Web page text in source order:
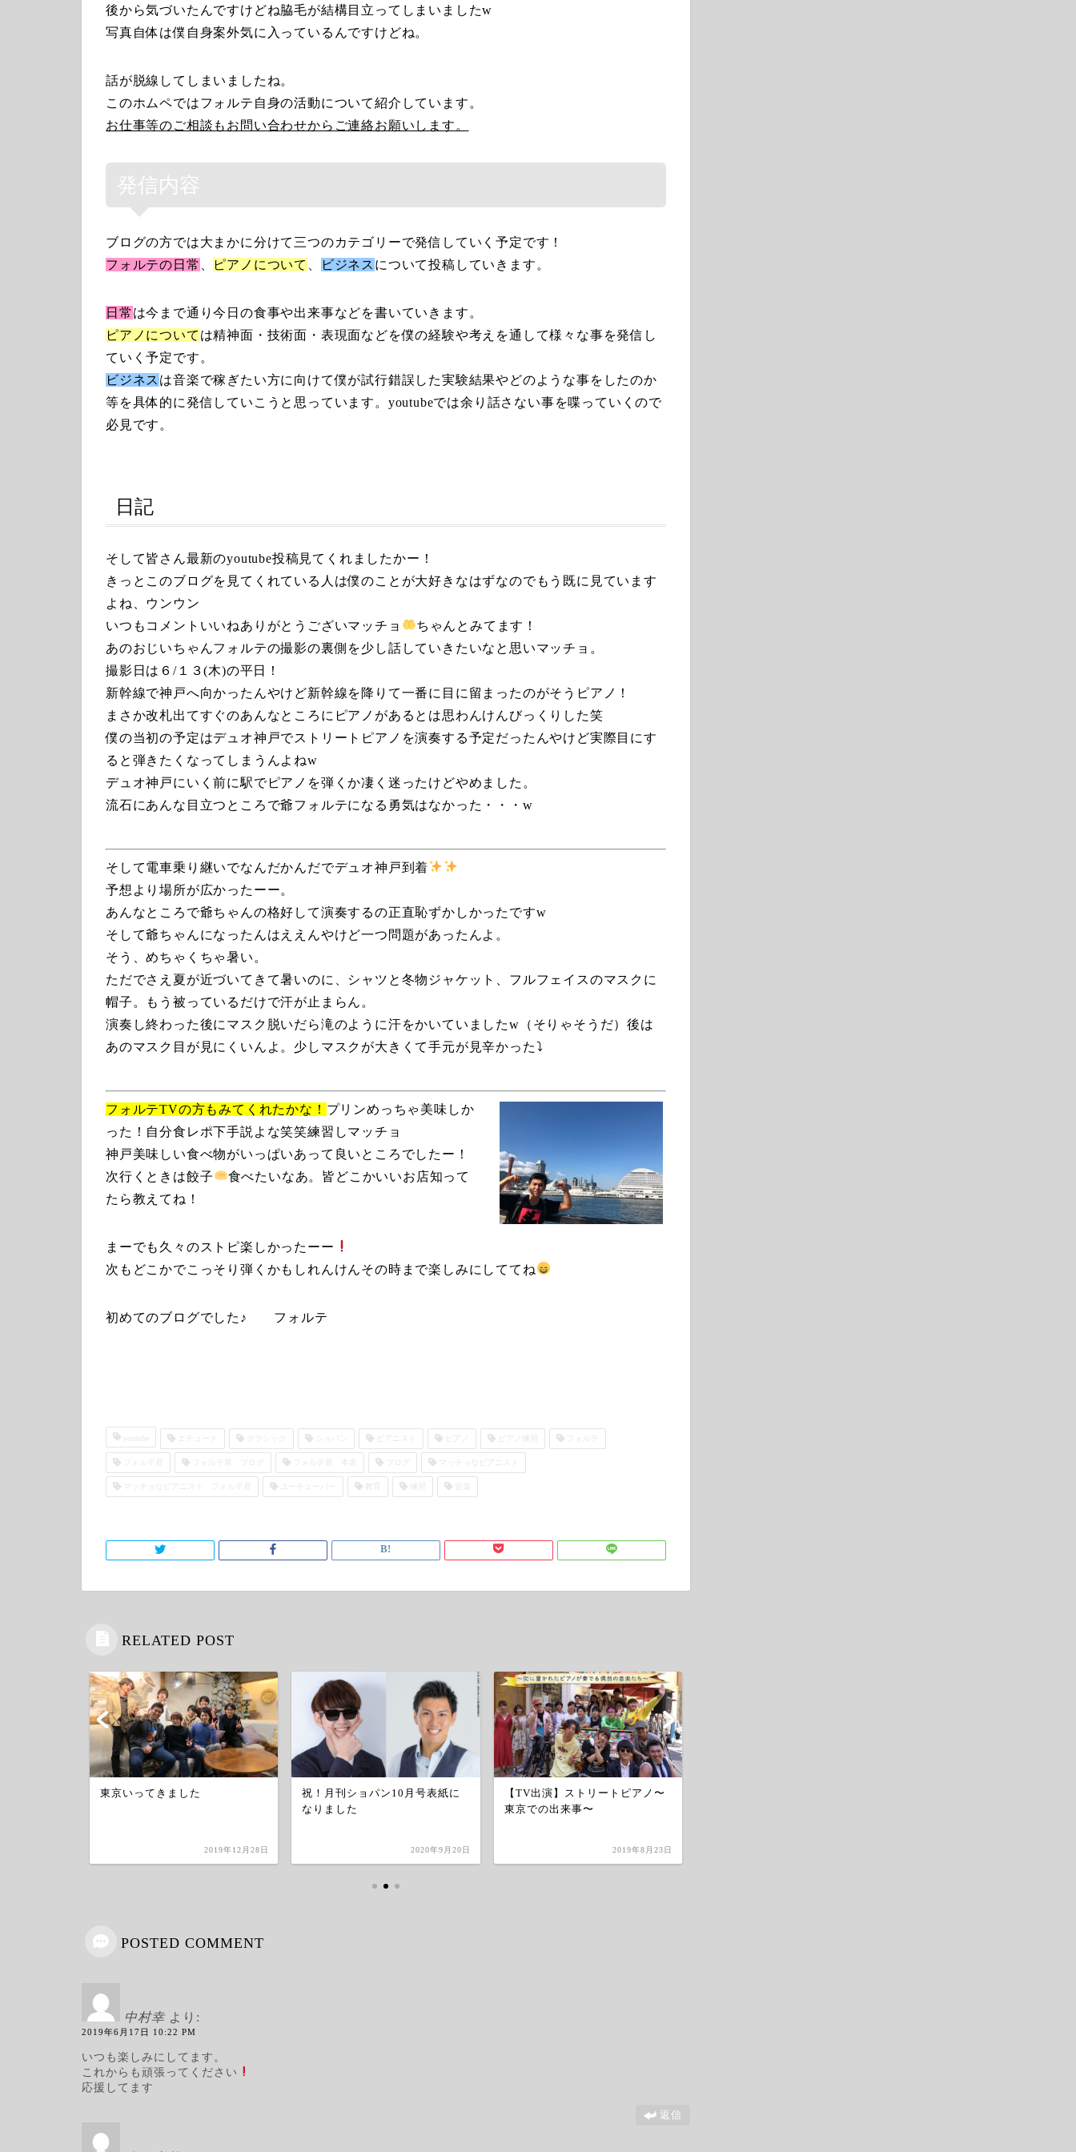
後から気づいたんですけどね脇毛が結構目立ってしまいましたw
写真自体は僕自身案外気に入っているんですけどね。
話が脱線してしまいましたね。
このホムペではフォルテ自身の活動について紹介しています。
お仕事等のご相談もお問い合わせからご連絡お願いします。
発信内容
ブログの方では大まかに分けて三つのカテゴリーで発信していく予定です！
フォルテの日常
ピアノについて ビジネス について投稿していきます。
日常 は今まで通り今日の食事や出来事などを書いていきます。
ピアノについて は精神面・技術面・表現面などを僕の経験や考えを通して様々な事を発信し
ていく予定です。
ビジネス は音楽で稼ぎたい方に向けて僕が試行錯誤した実験結果やどのような事をしたのか
等を具体的に発信していこうと思っています。youtubeでは余り話さない事を喋っていくので
必見です。
日記
そして皆さん最新のyoutube投稿見てくれましたかー！
きっとこのブログを見てくれている人は僕のことが大好きなはずなのでもう既に見ています
よね、ウンウン
いつもコメントいいねありがとうございマッチョ
ちゃんとみてます！
あのおじいちゃんフォルテの撮影の裏側を少し話していきたいなと思いマッチョ。
撮影日は６/１３(木)の平日！
新幹線で神戸へ向かったんやけど新幹線を降りて一番に目に留まったのがそうピアノ！
まさか改札出てすぐのあんなところにピアノがあるとは思わんけんびっくりした笑
僕の当初の予定はデュオ神戸でストリートピアノを演奏する予定だったんやけど実際目にす
ると弾きたくなってしまうんよねw
デュオ神戸にいく前に駅でピアノを弾くか凄く迷ったけどやめました。
流石にあんな目立つところで爺フォルテになる勇気はなかった・・・w
そして電車乗り継いでなんだかんだでデュオ神戸到着
予想より場所が広かったーー。
あんなところで爺ちゃんの格好して演奏するの正直恥ずかしかったですw
そして爺ちゃんになったんはええんやけど一つ問題があったんよ。
そう、めちゃくちゃ暑い。
ただでさえ夏が近づいてきて暑いのに、シャツと冬物ジャケット、フルフェイスのマスクに
帽子。もう被っているだけで汗が止まらん。
演奏し終わった後にマスク脱いだら滝のように汗をかいていましたw（そりゃそうだ）後は
あのマスク目が見にくいんよ。少しマスクが大きくて手元が見辛かった⤵︎
フォルテTVの方もみてくれたかな！ プリンめっちゃ美味しか
った！自分食レポ下手説よな笑笑練習しマッチョ
神戸美味しい食べ物がいっぱいあって良いところでしたー！
次行くときは餃子
食べたいなあ。皆どこかいいお店知って
たら教えてね！
まーでも久々のストピ楽しかったーー
次もどこかでこっそり弾くかもしれんけんその時まで楽しみにしててね
初めてのブログでした♪ フォルテ
ユーチューバー 教育 音楽
RELATED POST
東京いってきました
2019年12月28日
祝！月刊ショパン10月号表紙に
なりました
2020年9月20日
【TV出演】ストリートピアノ〜
東京での出来事〜
2019年8月23日
POSTED COMMENT
中村幸 より:
2019年6月17日 10:22 PM
いつも楽しみにしてます。
これからも頑張ってください
応援してます
返信